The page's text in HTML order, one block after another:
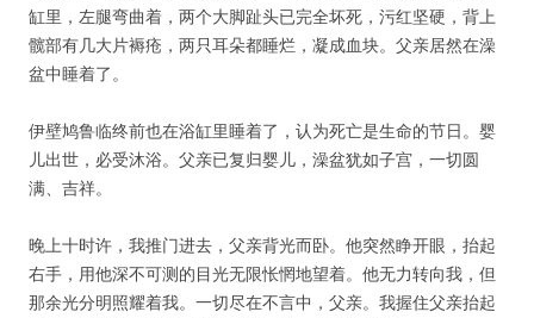
缸里，左腿弯曲着，两个大脚趾头已完全坏死，污红坚硬，背上
髋部有几大片褥疮，两只耳朵都睡烂，凝成血块。父亲居然在澡
盆中睡着了。
伊壁鸠鲁临终前也在浴缸里睡着了，认为死亡是生命的节日。婴
儿出世，必受沐浴。父亲已复归婴儿，澡盆犹如子宫，一切圆
满、吉祥。
晚上十时许，我推门进去，父亲背光而卧。他突然睁开眼，抬起
右手，用他深不可测的目光无限怅惘地望着。他无力转向我，但
那余光分明照耀着我。一切尽在不言中，父亲。我握住父亲抬起